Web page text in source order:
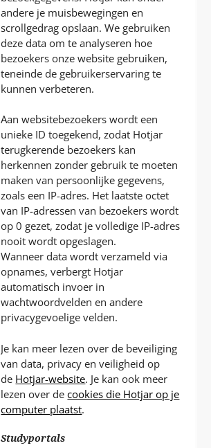
andere je muisbewegingen en
scrollgedrag opslaan. We gebruiken
deze data om te analyseren hoe
bezoekers onze website gebruiken,
teneinde de gebruikerservaring te
kunnen verbeteren.
Aan websitebezoekers wordt een
unieke ID toegekend, zodat Hotjar
terugkerende bezoekers kan
herkennen zonder gebruik te moeten
maken van persoonlijke gegevens,
zoals een IP-adres. Het laatste octet
van IP-adressen van bezoekers wordt
op 0 gezet, zodat je volledige IP-adres
nooit wordt opgeslagen.
Wanneer data wordt verzameld via
opnames, verbergt Hotjar
automatisch invoer in
wachtwoordvelden en andere
privacygevoelige velden.
Je kan meer lezen over de beveiliging
van data, privacy en veiligheid op
de Hotjar-website. Je kan ook meer
lezen over decookies die Hotjar op je
computer plaatst.
Studyportals